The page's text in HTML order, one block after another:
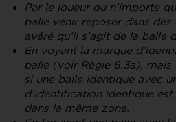
Par le joueur ou n’importe
balle venir reposer dans
avéré qu’il s’agit de la balle
En voyant la marque
balle (voir Règle 6.3a), mais
si une balle identique avec
d’identification identique
dans la même zone.